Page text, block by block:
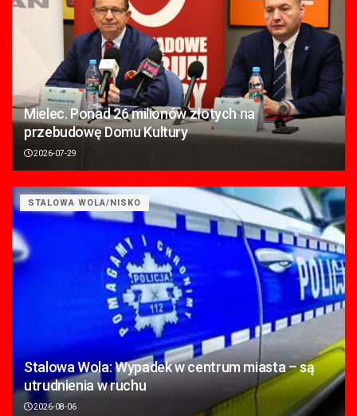
Mielec. Ponad 26 milionów złotych na
przebudowę Domu Kultury
2026-07-29
STALOWA WOLA/NISKO
Stalowa Wola: Wypadek w centrum miasta – są
utrudnienia w ruchu
2026-08-06